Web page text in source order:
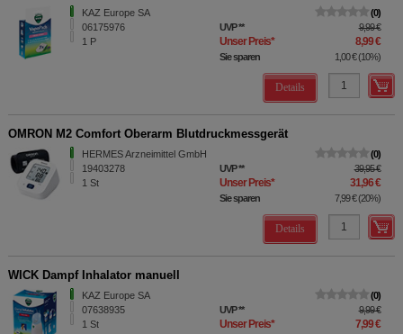
KAZ Europe SA
06175976
1 P
0
UVP** 9,99 €
Unser Preis* 8,99 €
Sie sparen 1,00 €(10%)
Details
OMRON M2 Comfort Oberarm Blutdruckmessgerät
HERMES Arzneimittel GmbH
19403278
1 St
0
UVP** 39,95 €
Unser Preis* 31,96 €
Sie sparen 7,99 €(20%)
Details
WICK Dampf Inhalator manuell
KAZ Europe SA
07638935
1 St
0
UVP** 9,99 €
Unser Preis* 7,99 €